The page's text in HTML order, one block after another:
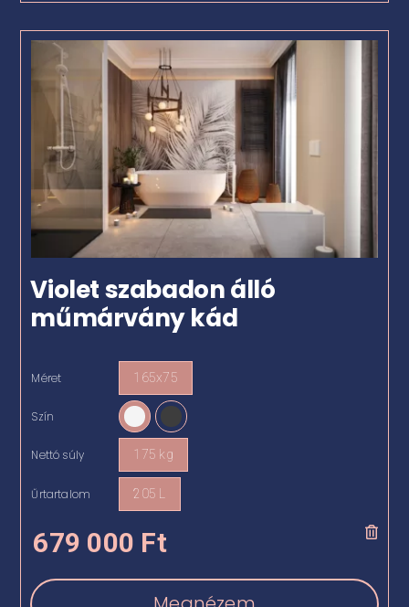
Violet szabadon álló
műmárvány kád
Méret 165x75
Szín
Nettó súly 175 kg
Űrtartalom 205 L
679 000 Ft